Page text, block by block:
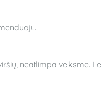
neatlimpa veiksme.